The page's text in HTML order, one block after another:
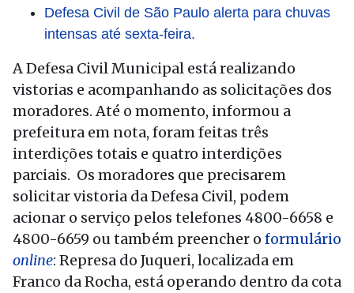
Defesa Civil de São Paulo alerta para chuvas
intensas até sexta-feira.
A Defesa Civil Municipal está realizando
vistorias e acompanhando as solicitações dos
moradores. Até o momento, informou a
prefeitura em nota, foram feitas três
interdições totais e quatro interdições
parciais. Os moradores que precisarem
solicitar vistoria da Defesa Civil, podem
acionar o serviço pelos telefones 4800-6658 e
4800-6659 ou também preencher o formulário
online: Represa do Juqueri, localizada em
Franco da Rocha, está operando dentro da cota